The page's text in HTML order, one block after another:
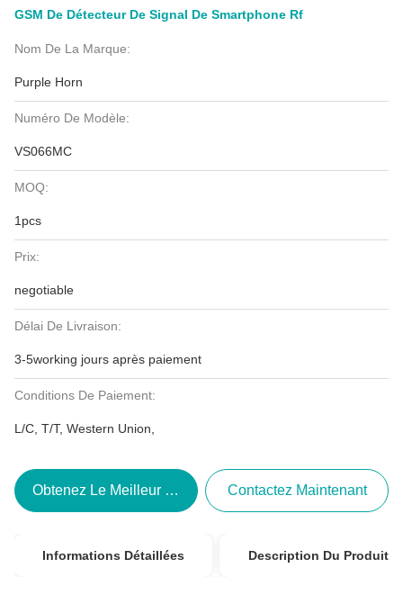
GSM De Détecteur De Signal De Smartphone Rf
Nom De La Marque:
Purple Horn
Numéro De Modèle:
VS066MC
MOQ:
1pcs
Prix:
negotiable
Délai De Livraison:
3-5working jours après paiement
Conditions De Paiement:
L/C, T/T, Western Union,
Obtenez Le Meilleur Prix Contactez Maintenant
Informations Détaillées Description Du Produit